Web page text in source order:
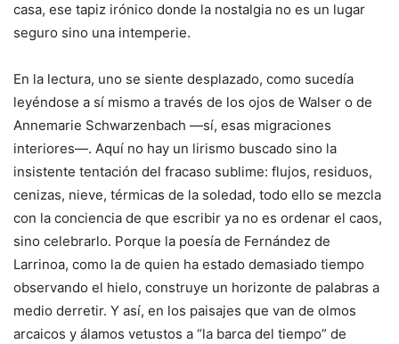
casa, ese tapiz irónico donde la nostalgia no es un lugar
seguro sino una intemperie.
En la lectura, uno se siente desplazado, como sucedía
leyéndose a sí mismo a través de los ojos de Walser o de
Annemarie Schwarzenbach —sí, esas migraciones
interiores—. Aquí no hay un lirismo buscado sino la
insistente tentación del fracaso sublime: flujos, residuos,
cenizas, nieve, térmicas de la soledad, todo ello se mezcla
con la conciencia de que escribir ya no es ordenar el caos,
sino celebrarlo. Porque la poesía de Fernández de
Larrinoa, como la de quien ha estado demasiado tiempo
observando el hielo, construye un horizonte de palabras a
medio derretir. Y así, en los paisajes que van de olmos
arcaicos y álamos vetustos a “la barca del tiempo” de